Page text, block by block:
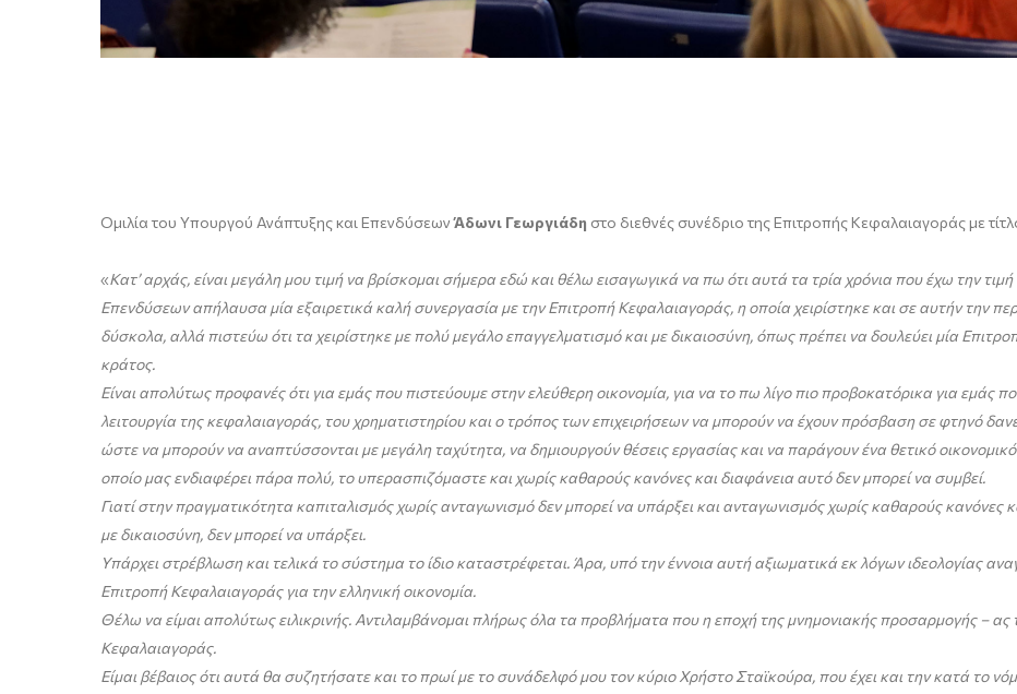
Ομιλία του Υπουργού Ανάπτυξης και ΕπενδύσεωνΆδωνι Γεωργιάδη στο διεθνές συνέδριο της Επιτροπής Κεφαλαιαγοράς με
«Κατ’ αρχάς, είναι μεγάλη μου τιμή να βρίσκομαι σήμερα εδώ και θέλω εισαγωγικά να πω ότι αυτά τα τρία χρόνια που έχω την
Επενδύσεων απήλαυσα μία εξαιρετικά καλή συνεργασία με την Επιτροπή Κεφαλαιαγοράς, η οποία χειρίστηκε και σε αυτήν την
δύσκολα, αλλά πιστεύω ότι τα χειρίστηκε με πολύ μεγάλο επαγγελματισμό και με δικαιοσύνη, όπως πρέπει να δουλεύει μία
κράτος.
Είναι απολύτως προφανές ότι για εμάς που πιστεύουμε στην ελεύθερη οικονομία, για να το πω λίγο πιο προβοκατόρικα για εμάς
λειτουργία της κεφαλαιαγοράς, του χρηματιστηρίου και ο τρόπος των επιχειρήσεων να μπορούν να έχουν πρόσβαση σε φτηνό
ώστε να μπορούν να αναπτύσσονται με μεγάλη ταχύτητα, να δημιουργούν θέσεις εργασίας και να παράγουν ένα θετικό οικονομικό
οποίο μας ενδιαφέρει πάρα πολύ, το υπερασπιζόμαστε και χωρίς καθαρούς κανόνες και διαφάνεια αυτό δεν μπορεί να συμβεί.
Γιατί στην πραγματικότητα καπιταλισμός χωρίς ανταγωνισμό δεν μπορεί να υπάρξει και ανταγωνισμός χωρίς καθαρούς κανόνες
με δικαιοσύνη, δεν μπορεί να υπάρξει.
Υπάρχει στρέβλωση και τελικά το σύστημα το ίδιο καταστρέφεται. Άρα, υπό την έννοια αυτή αξιωματικά εκ λόγων ιδεολογίας
Επιτροπή Κεφαλαιαγοράς για την ελληνική οικονομία.
Θέλω να είμαι απολύτως ειλικρινής. Αντιλαμβάνομαι πλήρως όλα τα προβλήματα που η εποχή της μνημονιακής προσαρμογής – ας
Κεφαλαιαγοράς.
Είμαι βέβαιος ότι αυτά θα συζητήσατε και το πρωί με το συνάδελφό μου τον κύριο Χρήστο Σταϊκούρα, που έχει και την κατά το